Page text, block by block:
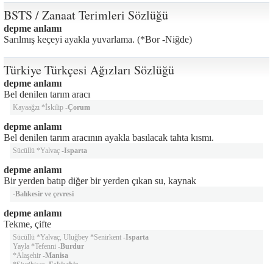
BSTS / Zanaat Terimleri Sözlüğü
depme anlamı
Sarılmış keçeyi ayakla yuvarlama. (*Bor -Niğde)
Türkiye Türkçesi Ağızları Sözlüğü
depme anlamı
Bel denilen tarım aracı
Kayaağzı *İskilip -Çorum
depme anlamı
Bel denilen tarım aracının ayakla basılacak tahta kısmı.
Sücüllü *Yalvaç -Isparta
depme anlamı
Bir yerden batıp diğer bir yerden çıkan su, kaynak
-Balıkesir ve çevresi
depme anlamı
Tekme, çifte
Sücüllü *Yalvaç, Uluğbey *Senirkent -Isparta
Yayla *Tefenni -Burdur
*Alaşehir -Manisa